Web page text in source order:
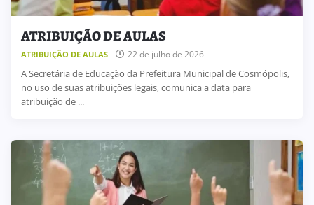
ATRIBUIÇÃO DE AULAS
ATRIBUIÇÃO DE AULAS 22 de julho de 2026
A Secretária de Educação da Prefeitura Municipal de Cosmópolis,
no uso de suas atribuições legais, comunica a data para
atribuição de ...